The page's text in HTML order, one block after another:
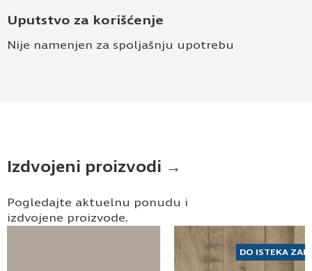
Uputstvo za korišćenje
Nije namenjen za spoljašnju upotrebu
Izdvojeni proizvodi →
Pogledajte aktuelnu ponudu i
izdvojene proizvode.
DO ISTEKA